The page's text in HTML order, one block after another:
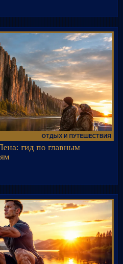
ОТДЫХ И ПУТЕШЕСТВИЯ
гид по главным